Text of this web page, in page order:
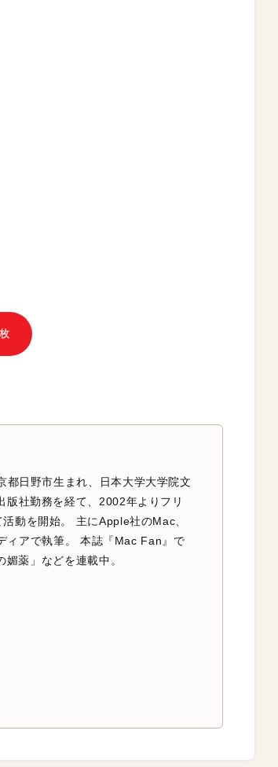
日野市生まれ、日本大学大学院文
社勤務を経て、2002年よりフリ
動を開始。 主にApple社のMac、
ィアで執筆。 本誌『Mac Fan』で
薬」などを連載中。